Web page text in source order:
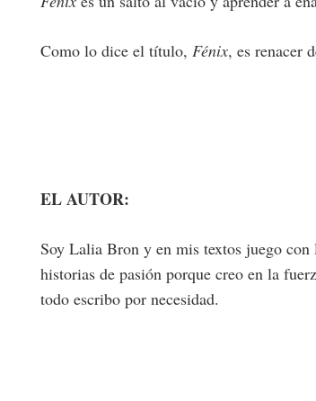
Como lo dice el título, Fénix, es renacer
EL AUTOR:
Soy Lalia Bron y en mis textos juego con
historias de pasión porque creo en la
todo escribo por necesidad.